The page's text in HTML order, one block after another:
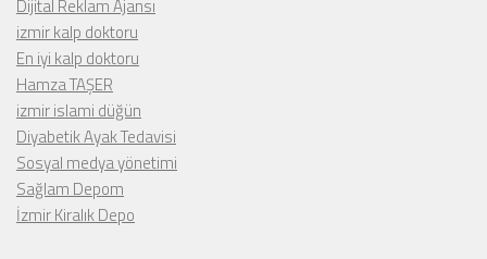
Dijital Reklam Ajansı
izmir kalp doktoru
En iyi kalp doktoru
Hamza TAŞER
izmir islami düğün
Diyabetik Ayak Tedavisi
Sosyal medya yönetimi
Sağlam Depom
İzmir Kiralık Depo